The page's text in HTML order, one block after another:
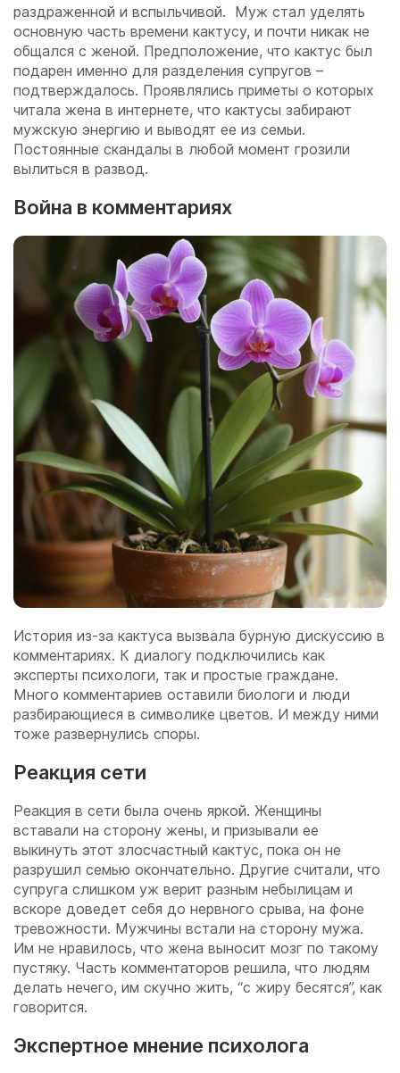
раздраженной и вспыльчивой. Муж стал уделять
основную часть времени кактусу, и почти никак не
общался с женой. Предположение, что кактус был
подарен именно для разделения супругов –
подтверждалось. Проявлялись приметы о которых
читала жена в интернете, что кактусы забирают
мужскую энергию и выводят ее из семьи.
Постоянные скандалы в любой момент грозили
вылиться в развод.
Война в комментариях
История из-за кактуса вызвала бурную дискуссию в
комментариях. К диалогу подключились как
эксперты психологи, так и простые граждане.
Много комментариев оставили биологи и люди
разбирающиеся в символике цветов. И между ними
тоже развернулись споры.
Реакция сети
Реакция в сети была очень яркой. Женщины
вставали на сторону жены, и призывали ее
выкинуть этот злосчастный кактус, пока он не
разрушил семью окончательно. Другие считали, что
супруга слишком уж верит разным небылицам и
вскоре доведет себя до нервного срыва, на фоне
тревожности. Мужчины встали на сторону мужа.
Им не нравилось, что жена выносит мозг по такому
пустяку. Часть комментаторов решила, что людям
делать нечего, им скучно жить, “с жиру бесятся”, как
говорится.
Экспертное мнение психолога